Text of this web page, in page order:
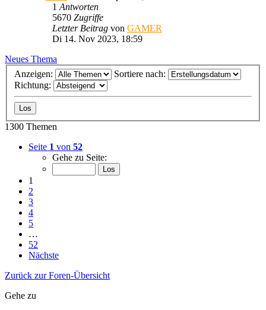
1 Antworten
5670 Zugriffe
Letzter Beitrag von GAMER
Di 14. Nov 2023, 18:59
Neues Thema
Anzeigen:
Sortiere nach:
Richtung:
1300 Themen
Seite 1 von 52
Gehe zu Seite:
1
2
3
4
5
…
52
Nächste
Zurück zur Foren-Übersicht
Gehe zu